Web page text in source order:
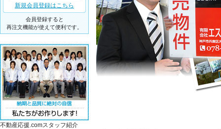
新規会員登録はこちら
会員登録すると
再注文機能が使えて便利です。
不動産応援.comスタッフ紹介